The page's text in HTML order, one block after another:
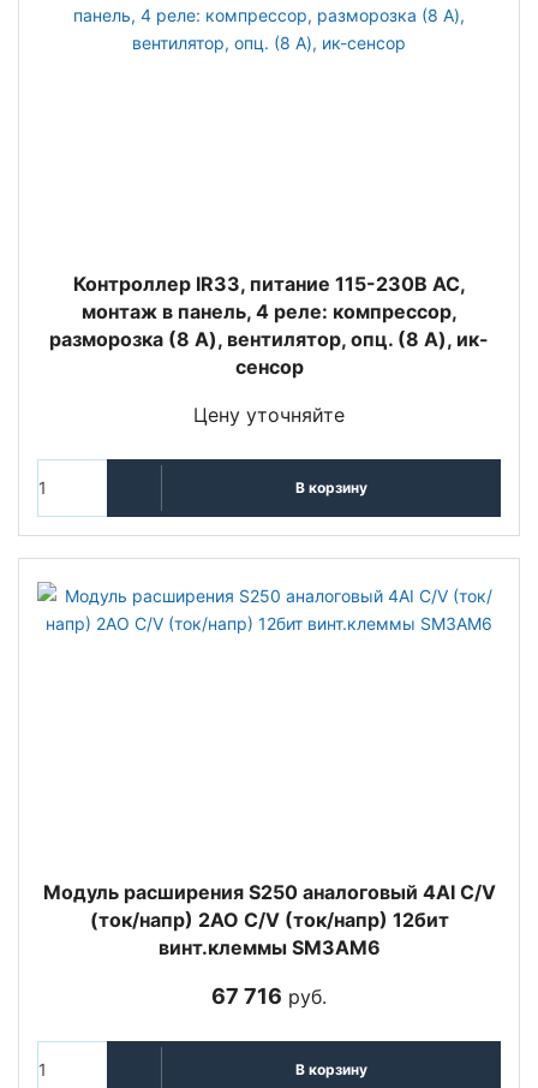
Контроллер IR33, питание 115-230В АС,
монтаж в панель, 4 реле: компрессор,
разморозка (8 A), вентилятор, опц. (8 A), ик-
сенсор
Цену уточняйте
В корзину
Модуль расширения S250 аналоговый 4AI C/V
(ток/напр) 2AO C/V (ток/напр) 12бит
винт.клеммы SM3AM6
67 716 руб.
В корзину